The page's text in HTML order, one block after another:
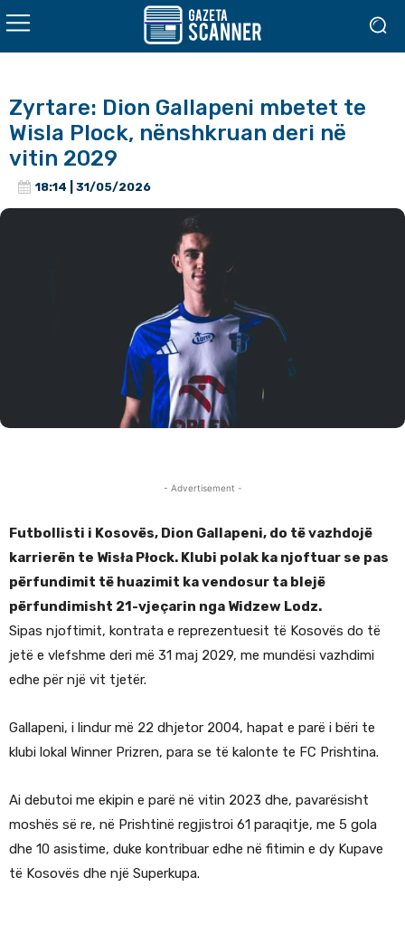
Zyrtare: Dion Gallapeni mbetet te
Wisla Plock, nënshkruan deri në
vitin 2029
18:14 | 31/05/2026
- Advertisement -
Futbollisti i Kosovës, Dion Gallapeni, do të vazhdojë
karrierën te Wisła Płock. Klubi polak ka njoftuar se pas
përfundimit të huazimit ka vendosur ta blejë
përfundimisht 21-vjeçarin nga Widzew Lodz.
Sipas njoftimit, kontrata e reprezentuesit të Kosovës do të
jetë e vlefshme deri më 31 maj 2029, me mundësi vazhdimi
edhe për një vit tjetër.
Gallapeni, i lindur më 22 dhjetor 2004, hapat e parë i bëri te
klubi lokal Winner Prizren, para se të kalonte te FC Prishtina.
Ai debutoi me ekipin e parë në vitin 2023 dhe, pavarësisht
moshës së re, në Prishtinë regjistroi 61 paraqitje, me 5 gola
dhe 10 asistime, duke kontribuar edhe në fitimin e dy Kupave
të Kosovës dhe një Superkupa.